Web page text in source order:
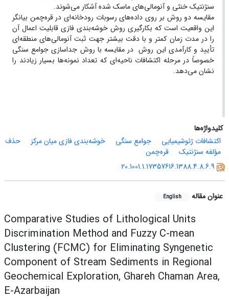
سنژنتیک خنثی و آنومالی‌های ماسک شده آشکار می‌شوند.
مقایسه دو روش بر روی داده‌های رسوبات رودخانه‌ای در قره‌چمن بیانگر
‌این واقعیت است که بکارگیری روش خوشه‌بندی فازی قابلیت اعمال آن
را در مدت زمان کمتر و با دقت بیشتر جهت ثبت آنومالی‌های منطقه‌ای
تأیید و کارآمدی ‌این روش در مقایسه با روش جداسازی جوامع سنگی
خصوصاً در مرحله اکتشافات ناحیه‌ای که تعداد نمونه‌ها بسیار زیادند را
نشان می‌دهد.
کلیدواژه‌ها
اکتشافات ژئوشیمیایی
جوامع سنگی خوشه‌بندی فازی میان مرکز
حذف
مؤلفه سنژنتیک
قره‌چمن
20.1001.1.17357616.1388.4.8.6.9
عنوان مقاله English
Comparative Studies of Lithological Units
Discrimination Method and Fuzzy C-mean
Clustering (FCMC) for Eliminating Syngenetic
Component of Stream Sediments in Regional
Geochemical Exploration, Ghareh Chaman Area,
E-Azarbaijan